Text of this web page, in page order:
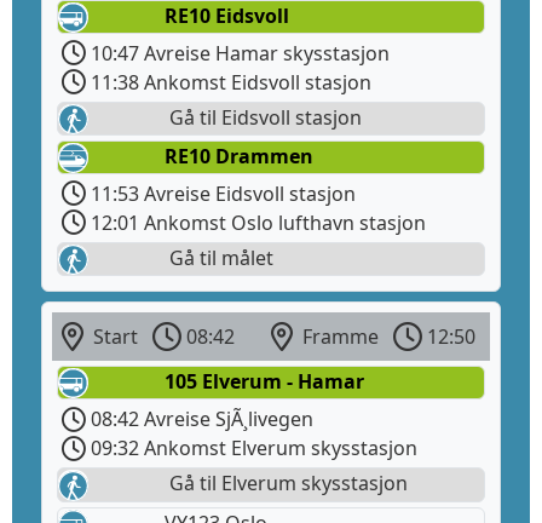
RE10 Eidsvoll
10:47 Avreise Hamar skysstasjon
11:38 Ankomst Eidsvoll stasjon
Gå til Eidsvoll stasjon
RE10 Drammen
11:53 Avreise Eidsvoll stasjon
12:01 Ankomst Oslo lufthavn stasjon
Gå til målet
Start 08:42 Framme
12:50
105 Elverum - Hamar
08:42 Avreise SjÃ¸livegen
09:32 Ankomst Elverum skysstasjon
Gå til Elverum skysstasjon